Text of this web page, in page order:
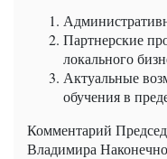
Партнерские
локального
Актуальные
обучения в
Комментарий
Владимира